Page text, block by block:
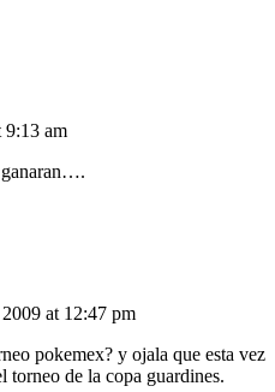
9:13 am
ganaran….
at 12:47 pm
pokemex? y ojala que esta vez
torneo de la copa guardines.